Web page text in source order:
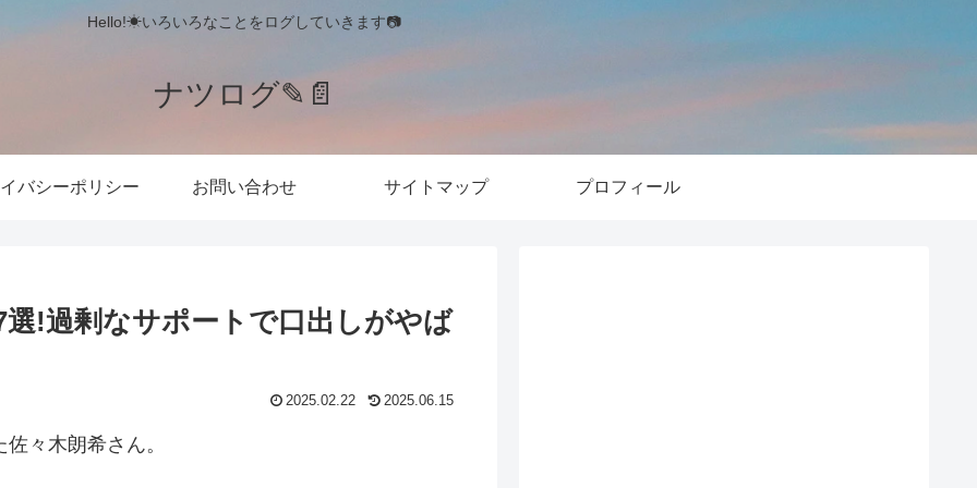
Hello!☀いろいろなことをログしていきます📷
ナツログ✎📄
バシーポリシー お問い合わせ サイトマップ プロフィール
!過剰なサポートで口出しがやば
2025.02.22 2025.06.15
々木朗希さん。